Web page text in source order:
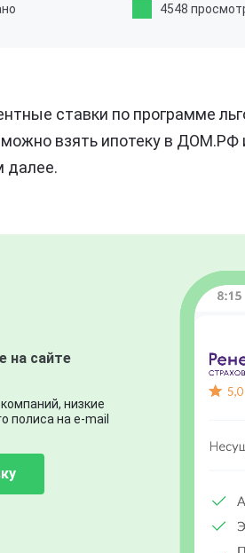
4548
ставки по программе
взять ипотеку в ДОМ.РФ
далее.
на сайте
низкие
полиса на e-mail